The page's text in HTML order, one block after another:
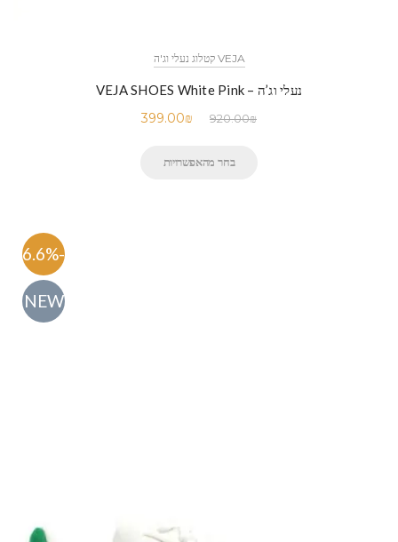
VEJA קטלוג נעלי וג'ה
נעלי וג’ה – VEJA SHOES White Pink
920.00₪
399.00₪
בחר מהאפשרויות
-56.6%
NEW